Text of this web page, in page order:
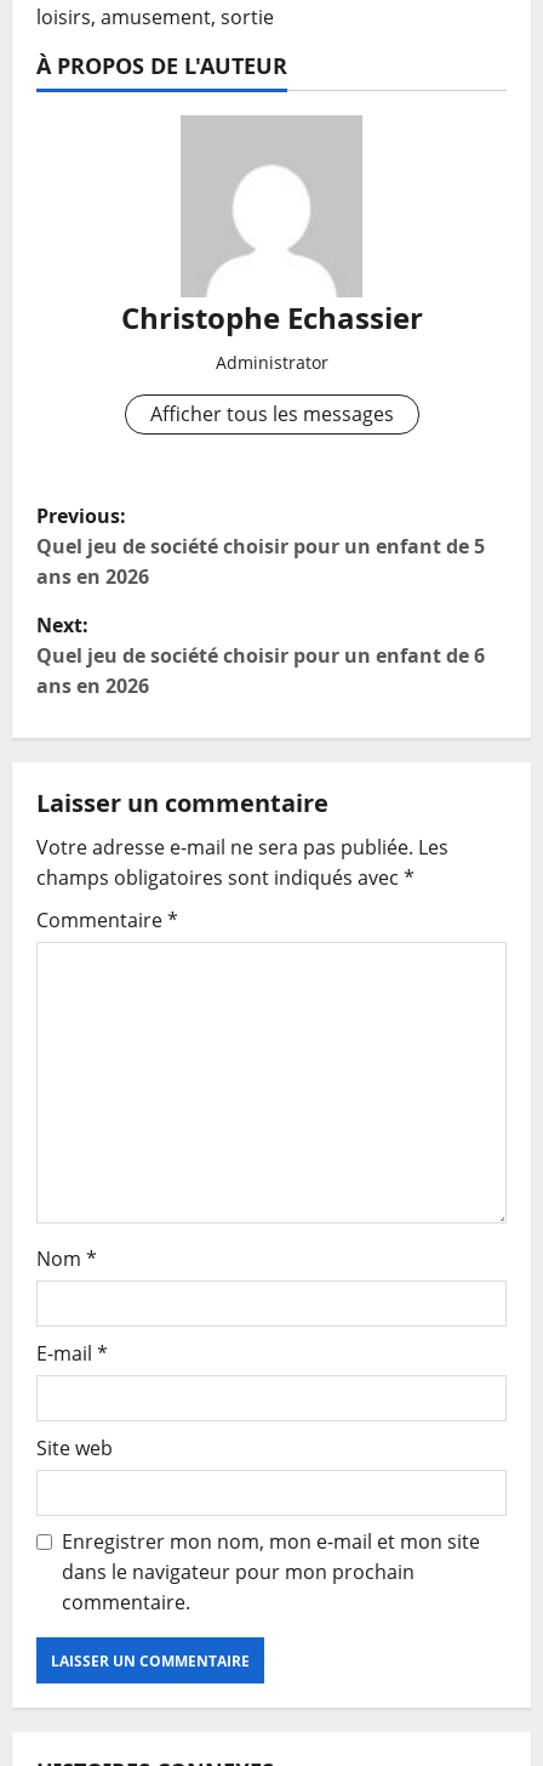
loisirs, amusement, sortie
À PROPOS DE L'AUTEUR
Christophe Echassier
Administrator
Afficher tous les messages
P
o
s
t
v
i
g
Previous:
Quel jeu de société choisir pour un enfant de 5
ans en 2026
Next:
Quel jeu de société choisir pour un enfant de 6
ans en 2026
Laisser un commentaire
Votre adresse e-mail ne sera pas publiée. Les
champs obligatoires sont indiqués avec *
Commentaire*
Nom *
E-mail *
Site web
Enregistrer mon nom, mon e-mail et mon site
dans le navigateur pour mon prochain
commentaire.